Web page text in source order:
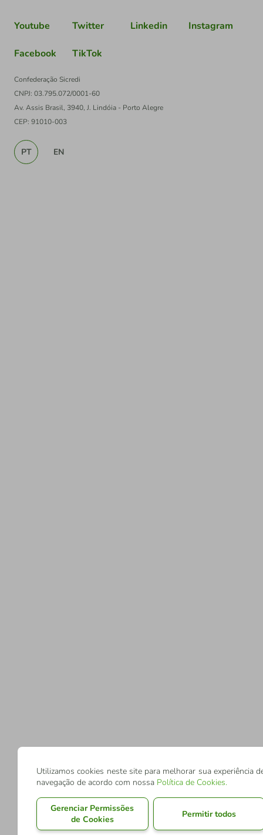
Youtube Twitter Linkedin Instagram
Facebook TikTok
Confederação Sicredi
CNPJ: 03.795.072/0001-60
Av. Assis Brasil, 3940, J. Lindóia - Porto Alegre
CEP: 91010-003
PT EN
Utilizamos cookies neste site para melhorar sua experiência
navegação de acordo com nossa Política de Cookies.
Gerenciar Permissões
de Cookies
Permitir todos